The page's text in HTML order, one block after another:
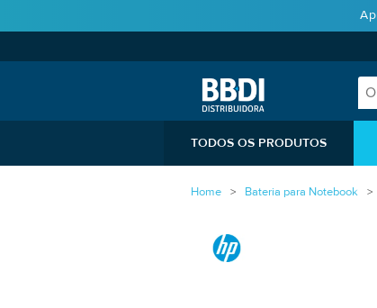
TODOS OS PRODUTOS
Home Bateria para Notebook